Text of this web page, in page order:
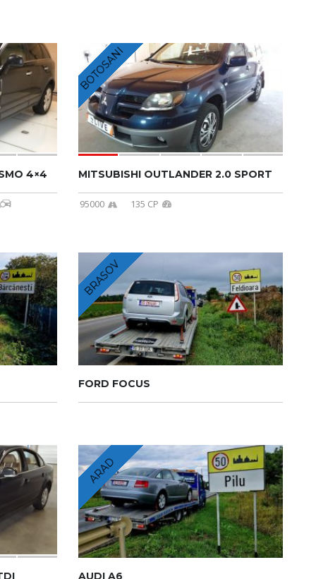
4×4
BOTOSANI
MITSUBISHI OUTLANDER 2.0 SPORT
95000 135 CP
BRASOV
FORD FOCUS
ARAD
AUDI A6